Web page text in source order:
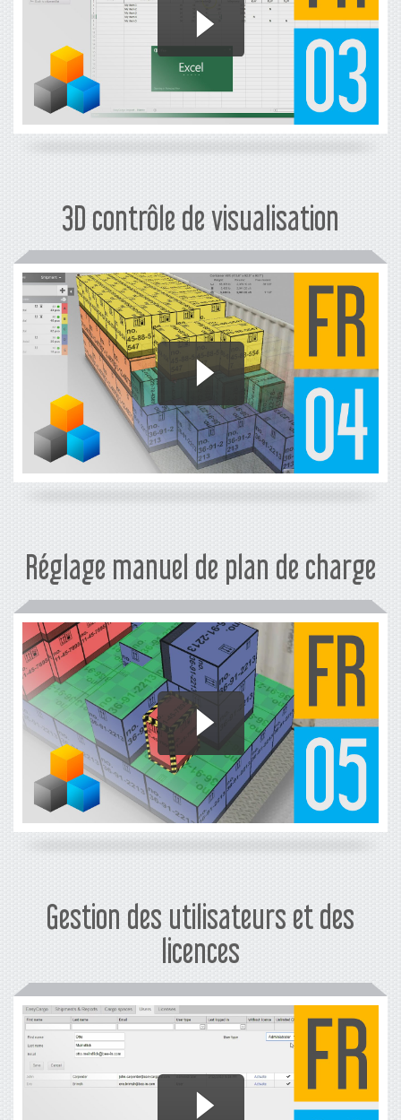
3D contrôle de visualisation
Réglage manuel de plan de charge
Gestion des utilisateurs et des
licences